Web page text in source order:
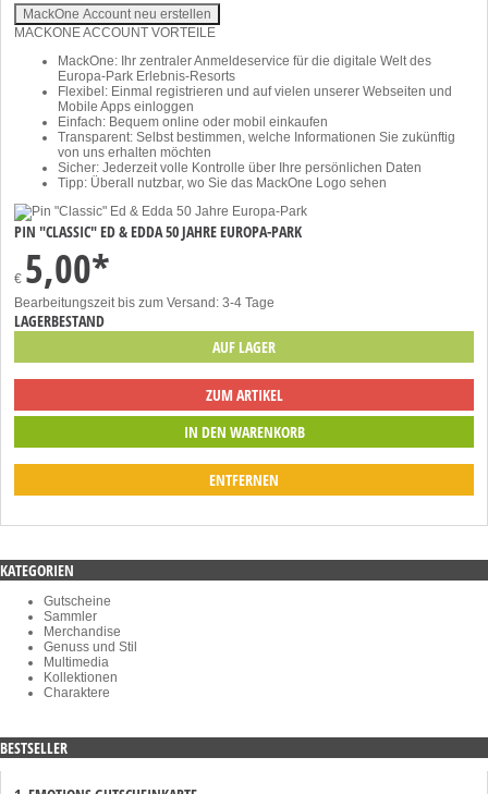
MACKONE ACCOUNT VORTEILE
MackOne: Ihr zentraler Anmeldeservice für die digitale Welt des
Europa-Park Erlebnis-Resorts
Flexibel: Einmal registrieren und auf vielen unserer Webseiten und
Mobile Apps einloggen
Einfach: Bequem online oder mobil einkaufen
Transparent: Selbst bestimmen, welche Informationen Sie zukünftig
von uns erhalten möchten
Sicher: Jederzeit volle Kontrolle über Ihre persönlichen Daten
Tipp: Überall nutzbar, wo Sie das MackOne Logo sehen
PIN "CLASSIC" ED & EDDA 50 JAHRE EUROPA-PARK
€ 5,00*
Bearbeitungszeit bis zum Versand: 3-4 Tage
LAGERBESTAND
AUF LAGER
ZUM ARTIKEL
ENTFERNEN
KATEGORIEN
Gutscheine
Sammler
Merchandise
Genuss und Stil
Multimedia
Kollektionen
Charaktere
BESTSELLER